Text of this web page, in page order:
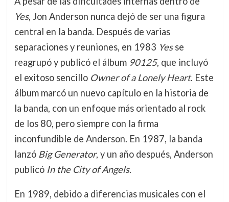
Yes, Jon Anderson nunca dejó de ser una figura
central en la banda. Después de varias
separaciones y reuniones, en 1983 Yesse
reagrupó y publicó el álbum 90125, que incluyó
el exitoso sencillo Owner of a Lonely Heart. Este
álbum marcó un nuevo capítulo en la historia de
la banda, con un enfoque más orientado al rock
de los 80, pero siempre con la firma
inconfundible de Anderson. En 1987, la banda
lanzó Big Generator, y un año después, Anderson
publicó In the City of Angels.
En 1989, debido a diferencias musicales con el